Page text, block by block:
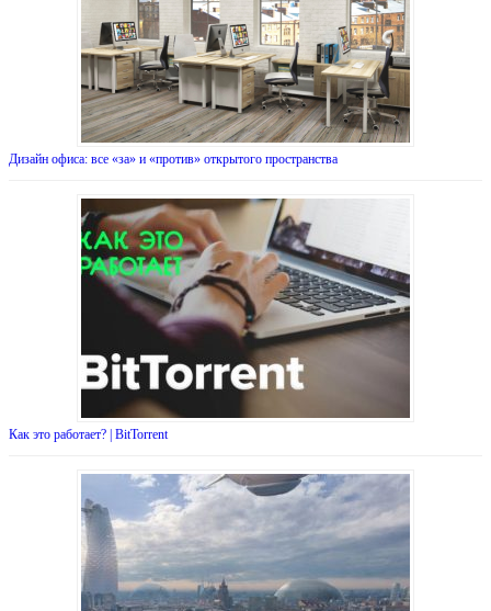
Дизайн офиса: все «за» и «против» открытого пространства
Как это работает? | BitTorrent